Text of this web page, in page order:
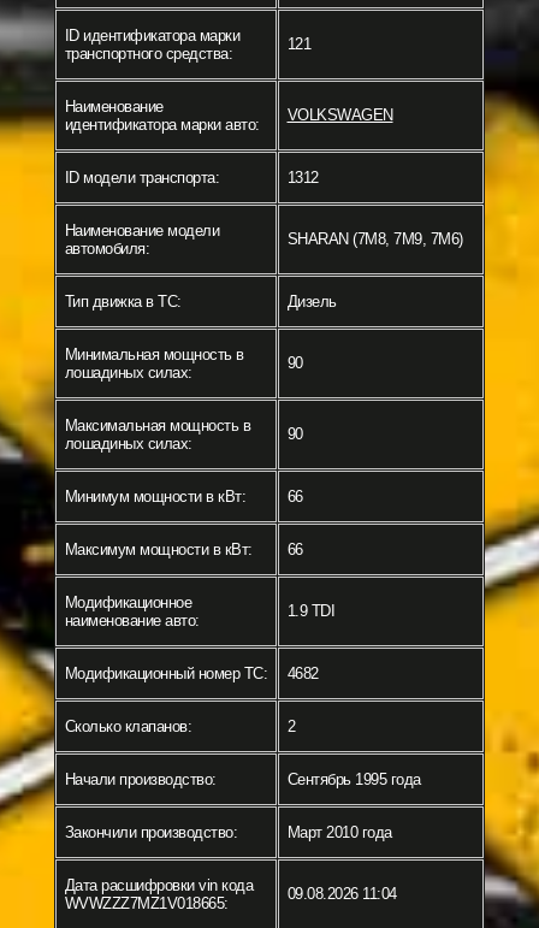
ID идентификатора марки
транспортного средства:
121
Наименование
идентификатора марки авто:
VOLKSWAGEN
ID модели транспорта: 1312
Наименование модели
автомобиля:
SHARAN (7M8, 7M9, 7M6)
Тип движка в ТС: Дизель
Минимальная мощность в
лошадиных силах:
90
Максимальная мощность в
лошадиных силах:
90
Минимум мощности в кВт: 66
Максимум мощности в кВт: 66
Модификационное
наименование авто:
1.9 TDI
Модификационный номер ТС: 4682
Сколько клапанов: 2
Начали производство: Сентябрь 1995 года
Закончили производство: Март 2010 года
Дата расшифровки vin кода
WVWZZZ7MZ1V018665:
09.08.2026 11:04